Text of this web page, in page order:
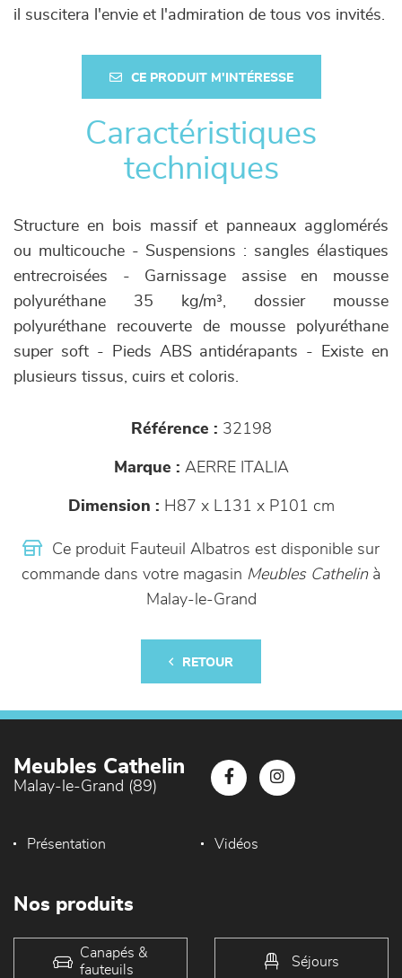
il suscitera l'envie et l'admiration de tous vos invités.
CE PRODUIT M'INTÉRESSE
Caractéristiques
techniques
Structure en bois massif et panneaux agglomérés
ou multicouche - Suspensions : sangles élastiques
entrecroisées - Garnissage assise en mousse
polyuréthane 35 kg/m³, dossier mousse
polyuréthane recouverte de mousse polyuréthane
super soft - Pieds ABS antidérapants - Existe en
plusieurs tissus, cuirs et coloris.
Référence : 32198
Marque : AERRE ITALIA
Dimension : H87 x L131 x P101 cm
Ce produit Fauteuil Albatros est disponible sur
commande dans votre magasin Meubles Cathelinà
Malay-le-Grand
RETOUR
Meubles Cathelin
Malay-le-Grand (89)
Présentation Vidéos
Nos produits
Canapés &
fauteuils
Séjours